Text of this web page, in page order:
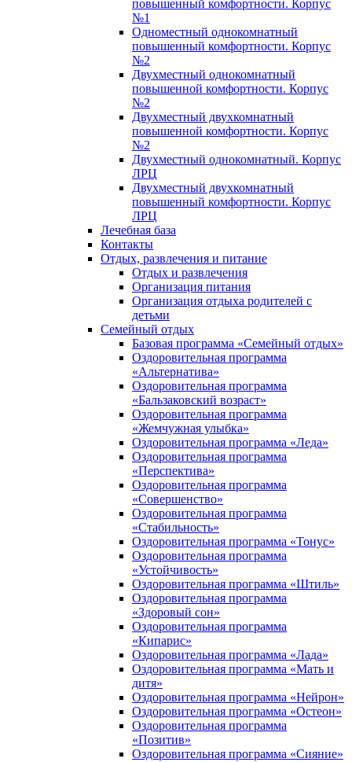
повышенный комфортности. Корпус
№1
Одноместный однокомнатный
повышенный комфортности. Корпус
№2
Двухместный однокомнатный
повышенной комфортности. Корпус
№2
Двухместный двухкомнатный
повышенной комфортности. Корпус
№2
Двухместный однокомнатный. Корпус
ЛРЦ
Двухместный двухкомнатный
повышенный комфортности. Корпус
ЛРЦ
Лечебная база
Контакты
Отдых, развлечения и питание
Отдых и развлечения
Организация питания
Организация отдыха родителей с
детьми
Семейный отдых
Базовая программа «Семейный отдых»
Оздоровительная программа
«Альтернатива»
Оздоровительная программа
«Бальзаковский возраст»
Оздоровительная программа
«Жемчужная улыбка»
Оздоровительная программа «Леда»
Оздоровительная программа
«Перспектива»
Оздоровительная программа
«Совершенство»
Оздоровительная программа
«Стабильность»
Оздоровительная программа «Тонус»
Оздоровительная программа
«Устойчивость»
Оздоровительная программа «Штиль»
Оздоровительная программа
«Здоровый сон»
Оздоровительная программа
«Кипарис»
Оздоровительная программа «Лада»
Оздоровительная программа «Мать и
дитя»
Оздоровительная программа «Нейрон»
Оздоровительная программа «Остеон»
Оздоровительная программа
«Позитив»
Оздоровительная программа «Сияние»